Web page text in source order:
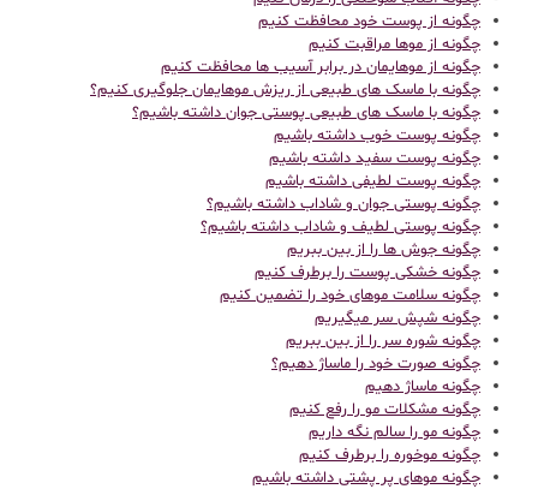
چگونه از پوست خود محافظت کنیم
چگونه از موها مراقبت کنیم
چگونه از موهایمان در برابر آسیب ها محافظت کنیم
چگونه با ماسک های طبیعی از ریزش موهایمان جلوگیری کنیم؟
چگونه با ماسک های طبیعی پوستی جوان داشته باشیم؟
چگونه پوست خوب داشته باشیم
چگونه پوست سفید داشته باشیم
چگونه پوست لطیفی داشته باشیم
چگونه پوستی جوان و شاداب داشته باشیم؟
چگونه پوستی لطیف و شاداب داشته باشیم؟
چگونه جوش ها را از بین ببریم
چگونه خشکی پوست را برطرف کنیم
چگونه سلامت موهای خود را تضمین کنیم
چگونه شپش سر میگیریم
چگونه شوره سر را از بین ببریم
چگونه صورت خود را ماساژ دهیم؟
چگونه ماساژ دهیم
چگونه مشکلات مو را رفع کنیم
چگونه مو را سالم نگه داریم
چگونه موخوره را برطرف کنیم
چگونه موهای پر پشتی داشته باشیم